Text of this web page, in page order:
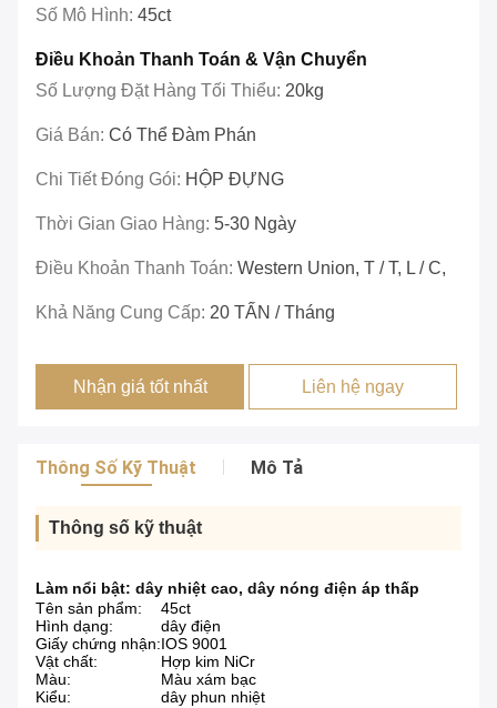
Số Mô Hình: 45ct
Điều Khoản Thanh Toán & Vận Chuyển
Số Lượng Đặt Hàng Tối Thiểu: 20kg
Giá Bán: Có Thể Đàm Phán
Chi Tiết Đóng Gói: HỘP ĐỰNG
Thời Gian Giao Hàng: 5-30 Ngày
Điều Khoản Thanh Toán: Western Union, T / T, L / C,
Khả Năng Cung Cấp: 20 TẤN / Tháng
Nhận giá tốt nhất Liên hệ ngay
Thông Số Kỹ Thuật Mô Tả
Thông số kỹ thuật
Làm nổi bật: dây nhiệt cao, dây nóng điện áp thấp
Tên sản phẩm:
45ct
Hình dạng:
dây điện
Giấy chứng nhận:IOS 9001
Vật chất:
Hợp kim NiCr
Màu:
Màu xám bạc
Kiểu:
dây phun nhiệt